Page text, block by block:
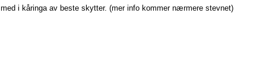
i kåringa av beste skytter. (mer info kommer nærmere stevnet)